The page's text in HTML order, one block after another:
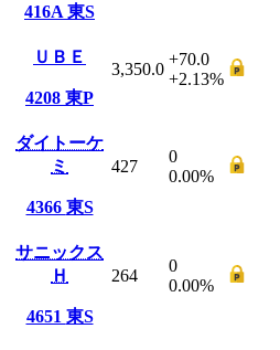
416A 東S
ＵＢＥ
4208 東P
3,350.0
+70.0
+2.13%
ダイトーケ
ミ
4366 東S
427
0
0.00%
サニックス
Ｈ
4651 東S
264
0
0.00%